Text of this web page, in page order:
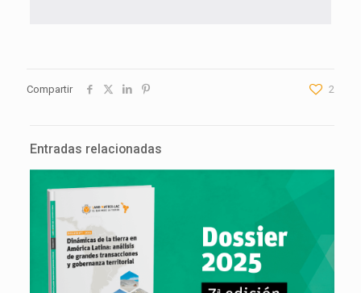
Compartir 2
Entradas relacionadas